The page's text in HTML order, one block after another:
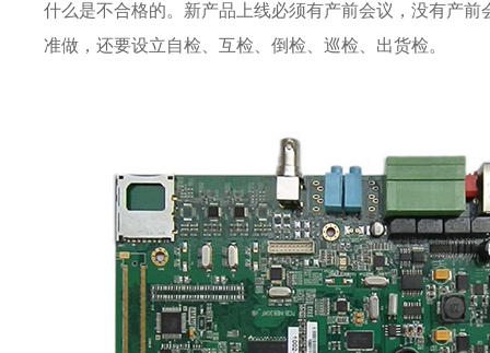
什么是不合格的。新产品上线必须有产前会议，没有产
准做，还要设立自检、互检、倒检、巡检、出货检。